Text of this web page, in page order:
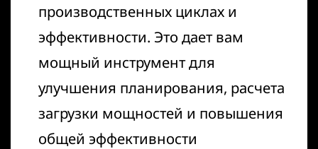
производственных циклах и
эффективности. Это дает вам
мощный инструмент для
улучшения планирования, расчета
загрузки мощностей и повышения
общей эффективности